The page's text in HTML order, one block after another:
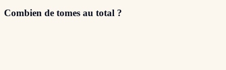
Combien de tomes au total ?